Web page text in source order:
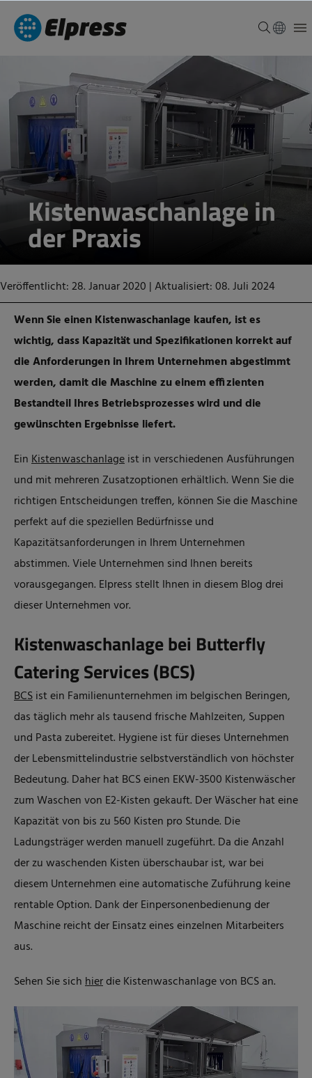
Kistenwaschanlage in
der Praxis
Veröffentlicht: 28. Januar 2020 |Aktualisiert: 08. Juli 2024
Wenn Sie einen Kistenwaschanlage kaufen, ist es
wichtig, dass Kapazität und Spezifikationen korrekt auf
die Anforderungen in Ihrem Unternehmen abgestimmt
werden, damit die Maschine zu einem effizienten
Bestandteil Ihres Betriebsprozesses wird und die
gewünschten Ergebnisse liefert.
EinKistenwaschanlageist in verschiedenen Ausführungen
und mit mehreren Zusatzoptionen erhältlich. Wenn Sie die
richtigen Entscheidungen treffen, können Sie die Maschine
perfekt auf die speziellen Bedürfnisse und
Kapazitätsanforderungen in Ihrem Unternehmen
abstimmen. Viele Unternehmen sind Ihnen bereits
vorausgegangen. Elpress stellt Ihnen in diesem Blog drei
dieser Unternehmen vor.
Kistenwaschanlage bei Butterfly
Catering Services (BCS)
BCSist ein Familienunternehmen im belgischen Beringen,
das täglich mehr als tausend frische Mahlzeiten, Suppen
und Pasta zubereitet. Hygiene ist für dieses Unternehmen
der Lebensmittelindustrie selbstverständlich von höchster
Bedeutung. Daher hat BCS einen EKW-3500 Kistenwäscher
zum Waschen von E2-Kisten gekauft. Der Wäscher hat eine
Kapazität von bis zu 560 Kisten pro Stunde. Die
Ladungsträger werden manuell zugeführt. Da die Anzahl
der zu waschenden Kisten überschaubar ist, war bei
diesem Unternehmen eine automatische Zuführung keine
rentable Option. Dank der Einpersonenbedienung der
Maschine reicht der Einsatz eines einzelnen Mitarbeiters
aus.
Sehen Sie sichhierdie Kistenwaschanlage von BCS an.